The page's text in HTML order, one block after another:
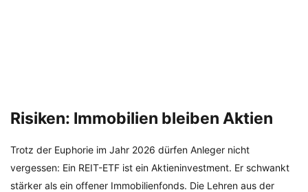
Risiken: Immobilien bleiben Aktien
Trotz der Euphorie im Jahr 2026 dürfen Anleger nicht
vergessen: Ein REIT-ETF ist ein Aktieninvestment. Er schwankt
stärker als ein offener Immobilienfonds. Die Lehren aus der